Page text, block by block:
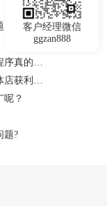
呢？
题?
客户经理微信
ggzan888